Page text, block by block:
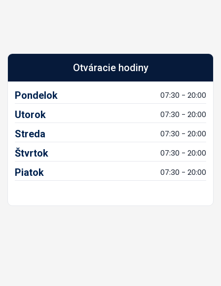
Otváracie hodiny
Pondelok 07:30 - 20:00
Utorok 07:30 - 20:00
Streda 07:30 - 20:00
Štvrtok 07:30 - 20:00
Piatok 07:30 - 20:00